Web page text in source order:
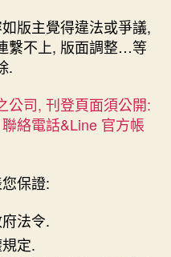
版主覺得違法或爭議,
繫不上, 版面調整…等
.
公司, 刊登頁面須公開:
絡電話&Line 官方帳
保證:
法令.
定.